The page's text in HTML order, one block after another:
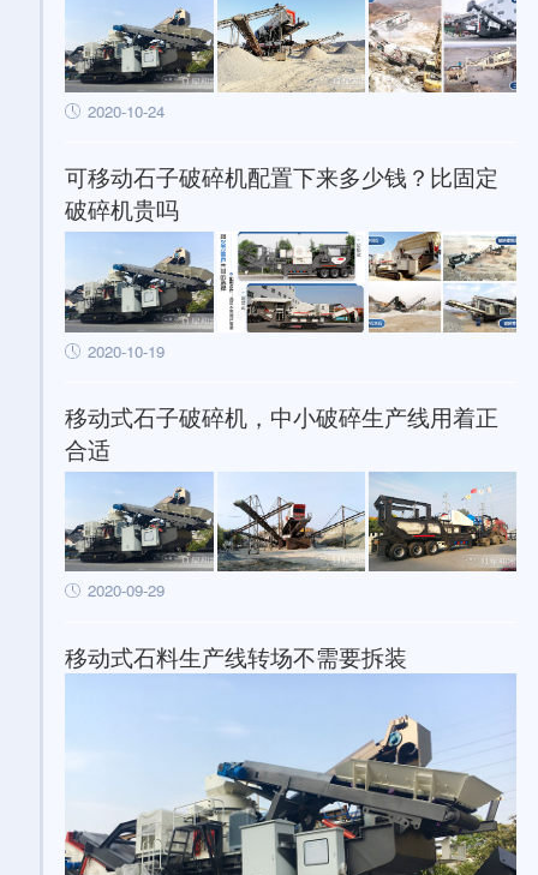
2020-10-24
可移动石子破碎机配置下来多少钱？比固定
破碎机贵吗
2020-10-19
移动式石子破碎机，中小破碎生产线用着正
合适
2020-09-29
移动式石料生产线转场不需要拆装